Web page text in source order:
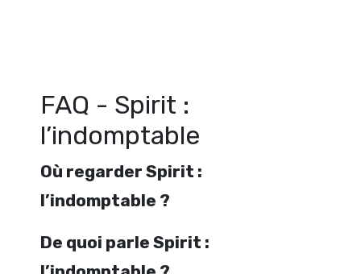
FAQ - Spirit :
l’indomptable
Où regarder Spirit :
l’indomptable ?
De quoi parle Spirit :